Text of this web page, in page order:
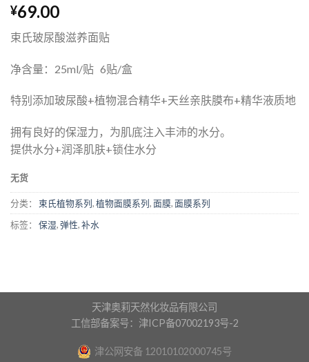
¥69.00
束氏玻尿酸滋养面贴
净含量：25ml/贴 6贴/盒
特别添加玻尿酸+植物混合精华+天丝亲肤膜布+精华液质地
拥有良好的保湿力，为肌底注入丰沛的水分。
提供水分+润泽肌肤+锁住水分
无货
分类： 束氏植物系列,植物面膜系列,面膜,面膜系列
标签： 保湿,弹性,补水
天津奥莉天然化妆品有限公司
工信部备案号：津ICP备07002193号-2
津公网安备 12010102000745号